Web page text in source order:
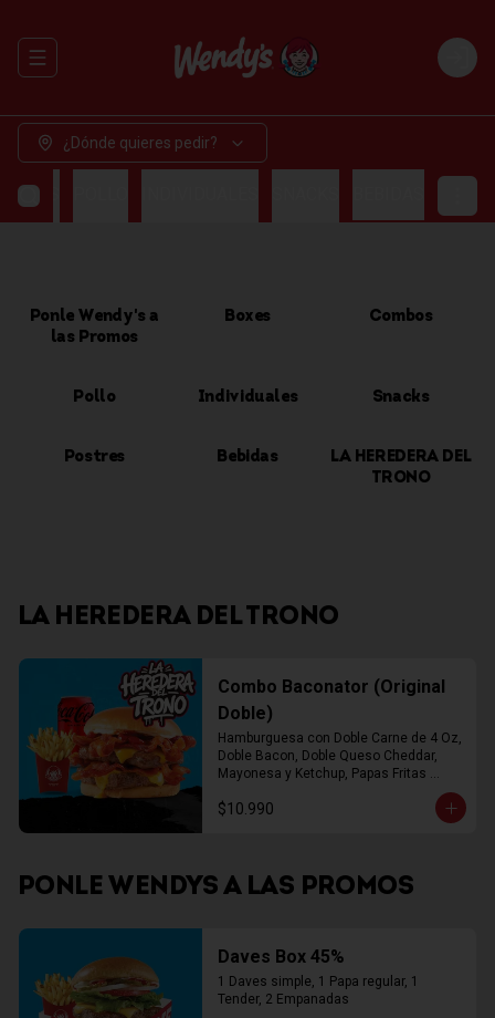
Abrir menu de navegación Login
¿Dónde quieres pedir?
Ponle Wendy's a
las Promos
Boxes Combos
Pollo Individuales Snacks
Postres Bebidas
LA HEREDERA DEL
TRONO
LA HEREDERA DEL TRONO
Combo Baconator (Original
Doble)
Hamburguesa con Doble Carne de 4 Oz,
Doble Bacon, Doble Queso Cheddar,
Mayonesa y Ketchup, Papas Fritas
$10.990
PONLE WENDYS A LAS PROMOS
Daves Box 45%
1 Daves simple, 1 Papa regular, 1
Tender, 2 Empanadas